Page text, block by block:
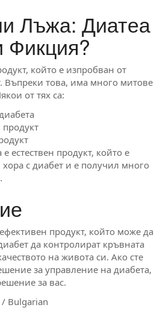
Лъжа: Диатеа
Фикция?
който е изпробван от
Въпреки това, има много митове
от тях са:
продукт
естествен продукт, който е
с диабет и е получил много
продукт, който може да
да контролират кръвната
на живота си. Ако сте
за управление на диабета,
за вас.
Bulgarian